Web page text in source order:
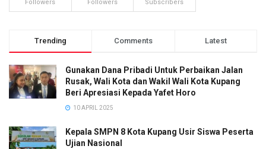
Followers Followers Subscribers
Trending Comments Latest
Gunakan Dana Pribadi Untuk Perbaikan Jalan
Rusak, Wali Kota dan Wakil Wali Kota Kupang
Beri Apresiasi Kepada Yafet Horo
10 APRIL 2025
Kepala SMPN 8 Kota Kupang Usir Siswa Peserta
Ujian Nasional